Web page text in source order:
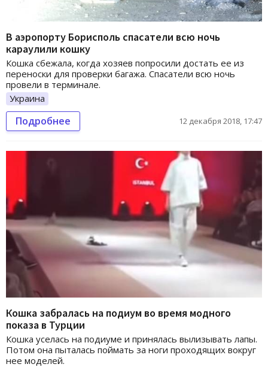
В аэропорту Борисполь спасатели всю ночь
караулили кошку
Кошка сбежала, когда хозяев попросили достать ее из
переноски для проверки багажа. Спасатели всю ночь
провели в терминале.
Украина
Подробнее 12 декабря 2018, 17:47
Кошка забралась на подиум во время модного
показа в Турции
Кошка уселась на подиуме и принялась вылизывать лапы.
Потом она пыталась поймать за ноги проходящих вокруг
нее моделей.